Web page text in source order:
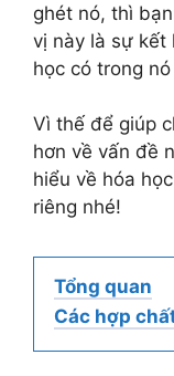
ghét nó, thì
vị này là sự kết
học có trong
Vì thế để giúp
hơn về vấn đề
hiểu về hóa
riêng nhé!
Tổng quan
Các hợp